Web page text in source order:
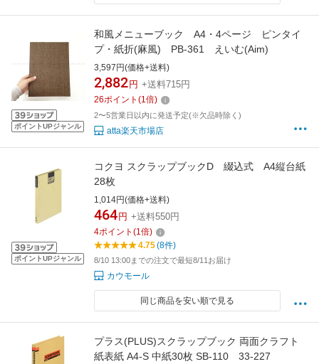
ポイントUPジャンル
和風メニューブック A4・4ページ ピンタイ
プ・紙折(麻風) PB-361 えいむ(Aim)
3,597円(価格+送料)
2,882 円 +送料715円
26ポイント (1倍)
2〜5営業日以内に発送予定(※欠品時除く)
atta楽天市場店
ポイントUPジャンル
コクヨ スクラップブックD 綴込式 A4縦台紙
28枚
1,014円(価格+送料)
464 円 +送料550円
4ポイント (1倍)
4.75(8件)
8/10 13:00までの注文で最短8/11お届け
カウモール
同じ商品を安い順で見る
プラス(PLUS)スクラップブック 両面クラフト
紙表紙 A4-S 中紙30枚 SB-110 33-227